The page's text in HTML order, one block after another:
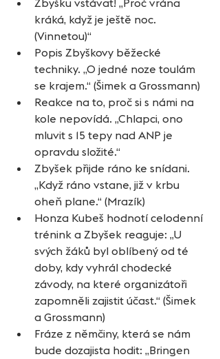
Zbyšku vstávat! „Proč vrána
kráká, když je ještě noc.
(Vinnetou)“
Popis Zbyškovy běžecké
techniky. „O jedné noze toulám
se krajem.“ (Šimek a Grossmann)
Reakce na to, proč si s námi na
kole nepovídá. „Chlapci, ono
mluvit s 15 tepy nad ANP je
opravdu složité.“
Zbyšek přijde ráno ke snídani.
„Když ráno vstane, již v krbu
oheň plane.“ (Mrazík)
Honza Kubeš hodnotí celodenní
trénink a Zbyšek reaguje: „U
svých žáků byl oblíbený od té
doby, kdy vyhrál chodecké
závody, na které organizátoři
zapomněli zajistit účast.“ (Šimek
a Grossmann)
Fráze z němčiny, která se nám
bude dozajista hodit: „Bringen